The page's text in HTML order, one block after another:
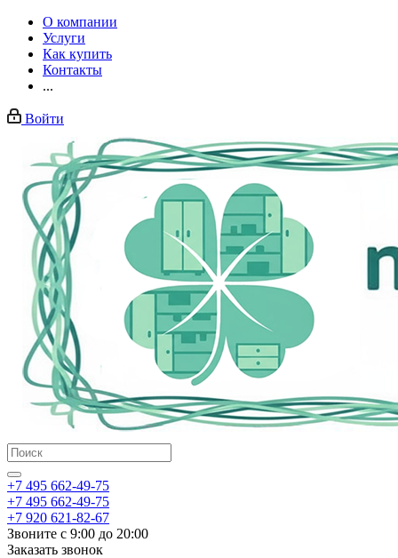
О компании
Услуги
Как купить
Контакты
...
Войти
+7 495 662-49-75
+7 495 662-49-75
+7 920 621-82-67
Звоните с 9:00 до 20:00
Заказать звонок